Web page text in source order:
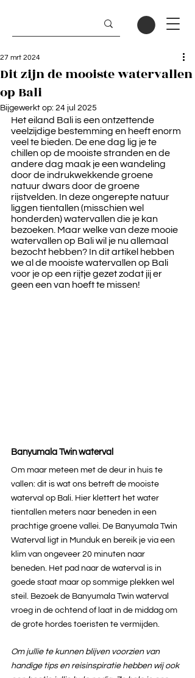
Dit zijn de mooiste watervallen
op Bali
27 mrt 2024
Bijgewerkt op: 24 jul 2025
Het eiland Bali is een ontzettende
veelzijdige bestemming en heeft enorm
veel te bieden. De ene dag lig je te
chillen op de mooiste stranden en de
andere dag maak je een wandeling
door de indrukwekkende groene
natuur dwars door de groene
rijstvelden. In deze ongerepte natuur
liggen tientallen (misschien wel
honderden) watervallen die je kan
bezoeken. Maar welke van deze mooie
watervallen op Bali wil je nu allemaal
bezocht hebben? In dit artikel hebben
we al de mooiste watervallen op Bali
voor je op een rijtje gezet zodat jij er
geen een van hoeft te missen!
Banyumala Twin waterval
Om maar meteen met de deur in huis te
vallen: dit is wat ons betreft de mooiste
waterval op Bali. Hier klettert het water
tientallen meters naar beneden in een
prachtige groene vallei. De Banyumala Twin
Waterval ligt in Munduk en bereik je via een
klim van ongeveer 20 minuten naar
beneden. Het pad naar de waterval is in
goede staat maar op sommige plekken wel
steil. Bezoek de Banyumala Twin waterval
vroeg in de ochtend of laat in de middag om
de grote hordes toeristen te vermijden.
Om jullie te kunnen blijven voorzien van
handige tips en reisinspiratie hebben wij ook